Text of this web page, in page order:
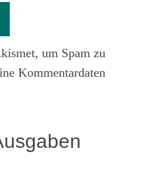
um Spam zu
Kommentardaten